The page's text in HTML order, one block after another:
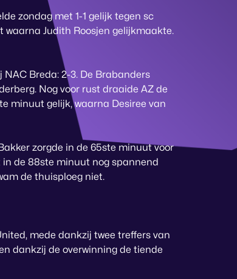
zondag met 1-1 gelijk tegen sc
waarna Judith Roosjen gelijkmaakte.
Breda: 2-3. De Brabanders
Nog voor rust draaide AZ de
minuut gelijk, waarna Desiree van
zorgde in de 65ste minuut voor
in de 88ste minuut nog spannend
de thuisploeg niet.
mede dankzij twee treffers van
dankzij de overwinning de tiende